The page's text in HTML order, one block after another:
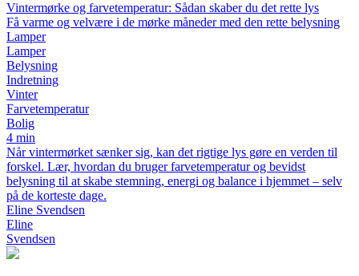
Vintermørke og farvetemperatur: Sådan skaber du det rette lys
Få varme og velvære i de mørke måneder med den rette belysning
Lamper
Lamper
Belysning
Indretning
Vinter
Farvetemperatur
Bolig
4 min
Når vintermørket sænker sig, kan det rigtige lys gøre en verden til
forskel. Lær, hvordan du bruger farvetemperatur og bevidst
belysning til at skabe stemning, energi og balance i hjemmet – selv
på de korteste dage.
Eline Svendsen
Eline
Svendsen